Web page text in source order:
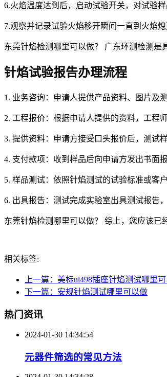
6.火焰温度达到后，启动试验开关，对试验
7.观察并记录试验火焰移开瞬间一直到火焰
东莞针焰检测哪里可以做？ 广东环测检测是
针焰试验报告办理流程
1. 业务咨询：申请人提供产品资料、图片及
2. 工程报价：根据申请人提供的资料，工程
3. 提供资料：申请方接受口头报价后，测试
4. 支付款项：收到样品后向申请方发出书面
5. 样品测试：依照针焰测试的试验标准或客
6. 出具报告：测试完成实验室出具测试报告，
东莞针焰检测哪里可以做？ 综上，您应该
相关标签:
上一篇：美标ul498插座针焰测试哪里
下一篇：安规针焰测试哪里可以做
热门资讯
2024-01-30 14:34:54
元器件筛选的常见方法